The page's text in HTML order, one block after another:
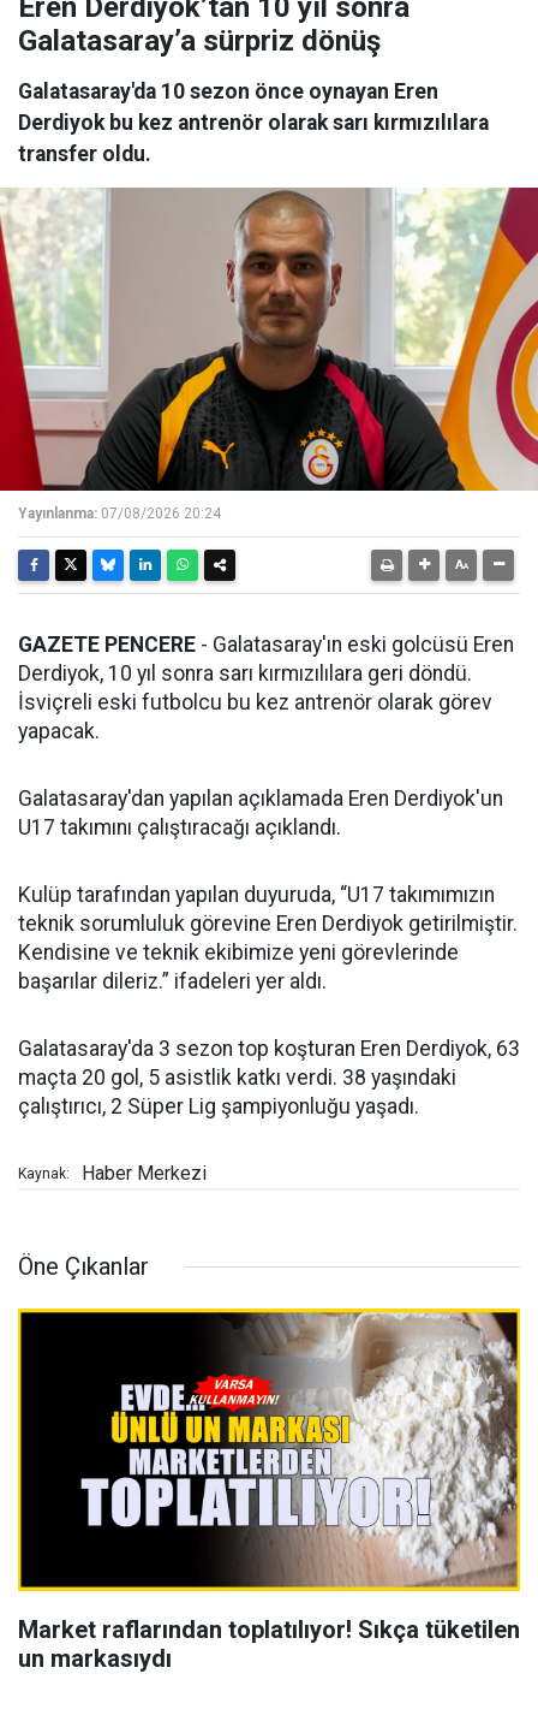
Eren Derdiyok’tan 10 yıl sonra
Galatasaray’a sürpriz dönüş
Galatasaray'da 10 sezon önce oynayan Eren
Derdiyok bu kez antrenör olarak sarı kırmızılılara
transfer oldu.
Yayınlanma: 07/08/2026 20:24
GAZETE PENCERE - Galatasaray'ın eski golcüsü Eren
Derdiyok, 10 yıl sonra sarı kırmızılılara geri döndü.
İsviçreli eski futbolcu bu kez antrenör olarak görev
yapacak.
Galatasaray'dan yapılan açıklamada Eren Derdiyok'un
U17 takımını çalıştıracağı açıklandı.
Kulüp tarafından yapılan duyuruda, “U17 takımımızın
teknik sorumluluk görevine Eren Derdiyok getirilmiştir.
Kendisine ve teknik ekibimize yeni görevlerinde
başarılar dileriz.” ifadeleri yer aldı.
Galatasaray'da 3 sezon top koşturan Eren Derdiyok, 63
maçta 20 gol, 5 asistlik katkı verdi. 38 yaşındaki
çalıştırıcı, 2 Süper Lig şampiyonluğu yaşadı.
Kaynak: Haber Merkezi
Öne Çıkanlar
Market raflarından toplatılıyor! Sıkça tüketilen
un markasıydı